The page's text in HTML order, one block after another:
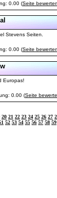
0.00 (Seite bewerten
Stevens Seiten.
0.00 (Seite bewerten
Europas!
0.00 (Seite
20 21 22 23 24 25 26 27
52 53 54 55 56 57 58 59